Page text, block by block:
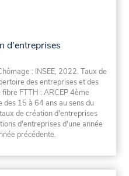
d'entreprises
: INSEE, 2022. Taux de
des entreprises et des
FTTH : ARCEP 4ème
15 à 64 ans au sens du
de création d'entreprises
d'entreprises d'une année
précédente.